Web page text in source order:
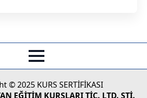
© 2025 KURS SERTİFİKASI
EĞİTİM KURSLARI TİC. LTD. ŞTİ.